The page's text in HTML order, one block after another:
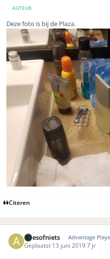
AUTEUR
Deze foto is bij de Plaza.
Citeren
Allesofniets Advantage
Geplaatst 13 juni 20197 jr